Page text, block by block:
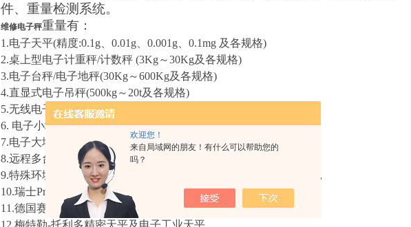
欢迎您！
来自局域网的朋友！有什么可以帮助您的
吗？
件、重量检测系统。
维修电子秤重量有：
1.电子天平(精度:0.1g、0.01g、0.001g、0.1mg 及各规格)
2.桌上型电子计重秤/计数秤 (3Kg～30Kg及各规格)
3.电子台秤/电子地秤(30Kg～600Kg及各规格)
4.直显式电子吊秤(500kg～20t及各规格)
5.无线电子吊秤(5T～100t及各规格)
6. 电子小地磅(1t~10t) 尺寸：1*1米 1.2*1.2米 1.5*1.5米或定做。
7.电子大地磅/电子汽车衡(10t~200t)
8.远程多台称重设备联网，称重数据自动采集系统
9.特殊环境（防水防尘防腐电子秤1kg-20吨）各类声光报警电子秤，
10.瑞士Precisa精密电子分析天平(0.0001g~各规格)
11.德国赛多利斯精密分析天平
12.梅特勒-托利多精密天平及电子工业天平